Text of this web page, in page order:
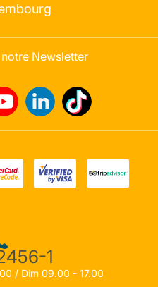
Newsletter
1
/ Dim 09.00 - 17.00